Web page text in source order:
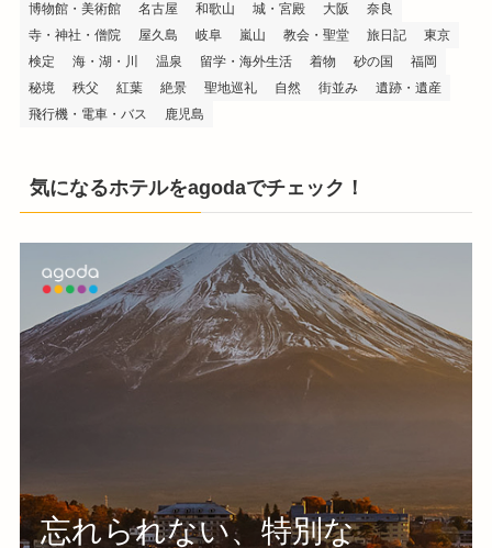
博物館・美術館
名古屋 和歌山 城・宮殿 大阪
奈良
寺・神社・僧院
屋久島 岐阜 嵐山 教会・聖堂 旅日記
東京
検定
海・湖・川 温泉 留学・海外生活 着物 砂の国
福岡
秘境
秩父 紅葉 絶景 聖地巡礼 自然 街並み
遺跡・遺産
飛行機・電車・バス
鹿児島
気になるホテルをagodaでチェック！